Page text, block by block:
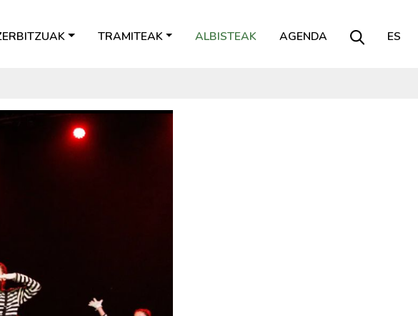
TRAMITEAK ALBISTEAK AGENDA ES